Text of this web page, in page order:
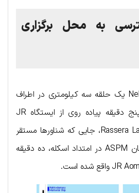
به محل برگزاری
مسیر رژه Nebuta Matsuri یک حلقه سه کیلومتری در اطراف
مرکز Aomori است و پنج دقیقه پیاده روی از ایستگاه JR
Aomori فاصله دارد. Rassera Land، جایی که شناورها مستقر
هستند، در کنار ساختمان ASPM در امتداد اسکله، ده دقیقه